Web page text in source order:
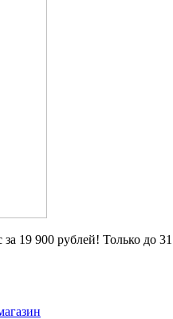
19 900 рублей! Только до 31